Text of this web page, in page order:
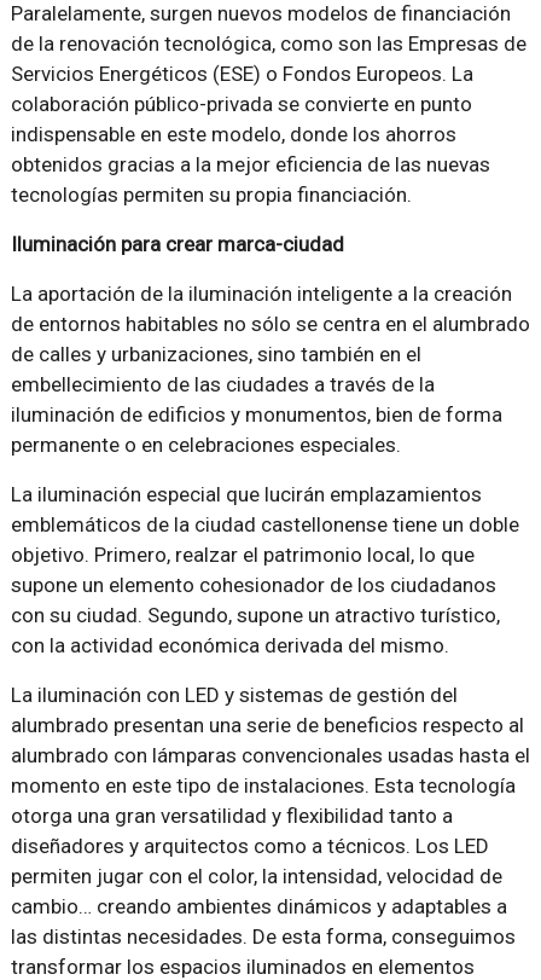
Paralelamente, surgen nuevos modelos de financiación
de la renovación tecnológica, como son las Empresas de
Servicios Energéticos (ESE) o Fondos Europeos. La
colaboración público-privada se convierte en punto
indispensable en este modelo, donde los ahorros
obtenidos gracias a la mejor eficiencia de las nuevas
tecnologías permiten su propia financiación.
Iluminación para crear marca-ciudad
La aportación de la iluminación inteligente a la creación
de entornos habitables no sólo se centra en el alumbrado
de calles y urbanizaciones, sino también en el
embellecimiento de las ciudades a través de la
iluminación de edificios y monumentos, bien de forma
permanente o en celebraciones especiales.
La iluminación especial que lucirán emplazamientos
emblemáticos de la ciudad castellonense tiene un doble
objetivo. Primero, realzar el patrimonio local, lo que
supone un elemento cohesionador de los ciudadanos
con su ciudad. Segundo, supone un atractivo turístico,
con la actividad económica derivada del mismo.
La iluminación con LED y sistemas de gestión del
alumbrado presentan una serie de beneficios respecto al
alumbrado con lámparas convencionales usadas hasta el
momento en este tipo de instalaciones. Esta tecnología
otorga una gran versatilidad y flexibilidad tanto a
diseñadores y arquitectos como a técnicos. Los LED
permiten jugar con el color, la intensidad, velocidad de
cambio… creando ambientes dinámicos y adaptables a
las distintas necesidades. De esta forma, conseguimos
transformar los espacios iluminados en elementos